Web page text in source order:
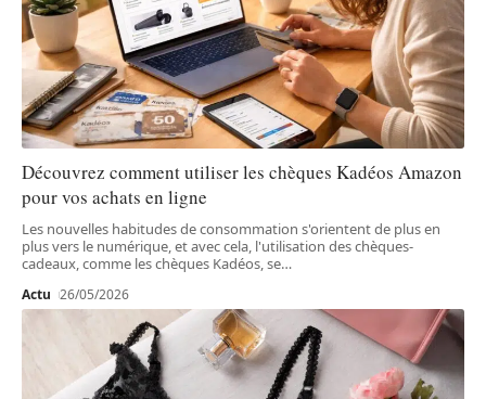
Découvrez comment utiliser les chèques Kadéos Amazon
pour vos achats en ligne
Les nouvelles habitudes de consommation s'orientent de plus en
plus vers le numérique, et avec cela, l'utilisation des chèques-
cadeaux, comme les chèques Kadéos, se…
Actu 26/05/2026